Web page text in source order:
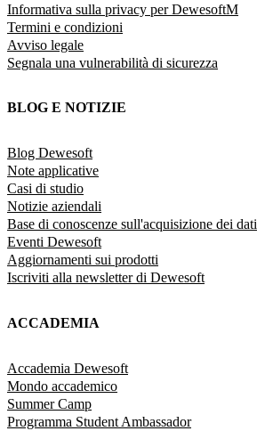
Informativa sulla privacy per DewesoftM
Termini e condizioni
Avviso legale
Segnala una vulnerabilità di sicurezza
BLOG E NOTIZIE
Blog Dewesoft
Note applicative
Casi di studio
Notizie aziendali
Base di conoscenze sull'acquisizione dei dati
Eventi Dewesoft
Aggiornamenti sui prodotti
Iscriviti alla newsletter di Dewesoft
ACCADEMIA
Accademia Dewesoft
Mondo accademico
Summer Camp
Programma Student Ambassador